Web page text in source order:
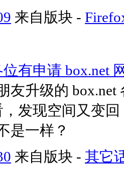
来自版块 -
位有申请 box.net
友升级的
，发现空间又变
是一样？
来自版块 - 其它